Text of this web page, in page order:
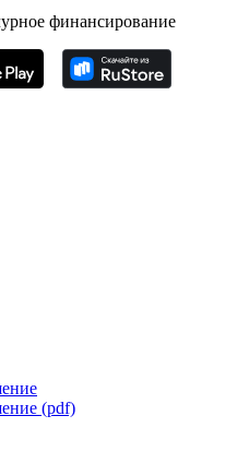
финансирование
(pdf)